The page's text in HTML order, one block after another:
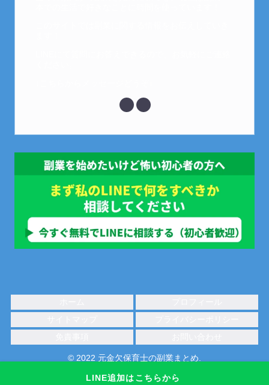
LINE追加はこちらから
© 2022 元金欠保育士の副業まとめ.